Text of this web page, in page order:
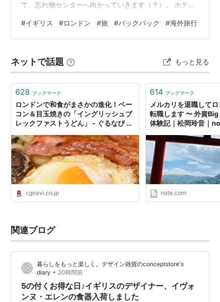
て、忘れ物センターへ向かっていきます（？）。 ホテル
たらすぐに補充してくれるカンフーやってそうなｵｼﾞと、
仕事せずに客にひたすら話しかけるﾈｷしかいない、仕事
ちと関わるのが最後と知って、蛍光ペンで手紙書いてく
れました。 (とはいえ、ありがたく受け取りたいけど、ヨ
ーロッパでのスタッフの自発…
#イギリス #ロンドン #旅 #バックパック #海外旅行
ネットで話題 もっと見る
628 ブックマーク
ロンドンで和食がまさかの進化！ベー
コン＆目玉焼きの「イングリッシュブ
レックファストうどん」 - ぐるなび み
r.gnavi.co.jp
614 ブックマーク
メルカリを退職して
転職します 〜 外資
体験記｜松岡玲音｜
note.com
関連ブログ
暮らしをもっと楽しく。デザイン雑貨のconceptstore's
diary • 20時間前
5の付くお得な日♪イギリスのデザイナー、イヴォ
ンヌ・エレンの食器入荷しました